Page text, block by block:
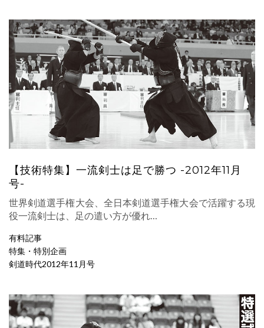
【技術特集】一流剣士は足で勝つ -2012年11月
号-
世界剣道選手権大会、全日本剣道選手権大会で活躍する現
役一流剣士は、足の遣い方が優れ…
有料記事
特集・特別企画
剣道時代2012年11月号